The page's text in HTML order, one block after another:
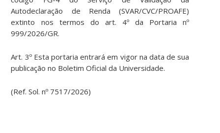
Autodeclaração de Renda (SVAR/CVC/PROAFE)
extinto nos termos do art. 4º da Portaria nº
999/2026/GR.
Art. 3º Esta portaria entrará em vigor na data de sua
publicação no Boletim Oficial da Universidade.
(Ref. Sol. nº 7517/2026)